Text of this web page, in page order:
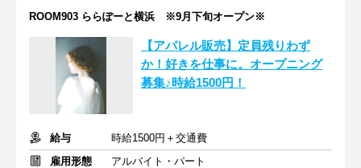
ROOM903 ららぽーと横浜 ※9月下旬オープン※
【アパレル販売】定員残りわず
か！好きを仕事に。オープニング
募集♪時給1500円！
給与
時給1500円＋交通費
雇用形態
アルバイト・パート